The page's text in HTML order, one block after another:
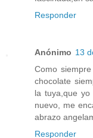
Responder
Anónimo 13
Como
chocolate
la tuya,que
nuevo, me
abrazo
Responder